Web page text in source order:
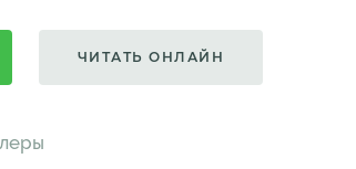
ЧИТАТЬ ОНЛАЙН